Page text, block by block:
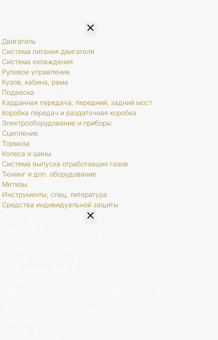
Двигатель
Система питания двигателя
Система охлаждения
Рулевое управление
Кузов, кабина, рама
Подвеска
Карданная передача, передний, задний мост
Коробка передач и раздаточная коробка
Электрооборудование и приборы
Сцепление
Тормоза
Колеса и шины
Система выпуска отработавших газов
Тюнинг и доп. оборудование
Метизы
Инструменты, спец. литература
Средства индивидуальной защиты